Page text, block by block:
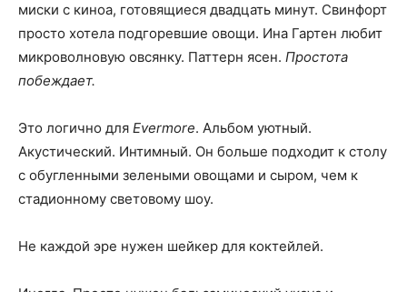
миски с киноа, готовящиеся двадцать минут. Свинфорт
просто хотела подгоревшие овощи. Ина Гартен любит
микроволновую овсянку. Паттерн ясен. Простота
побеждает.
Это логично для Evermore. Альбом уютный.
Акустический. Интимный. Он больше подходит к столу
с обугленными зелеными овощами и сыром, чем к
стадионному световому шоу.
Не каждой эре нужен шейкер для коктейлей.